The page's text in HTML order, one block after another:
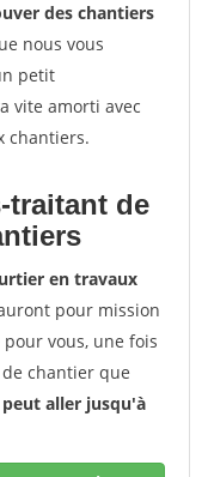
des chantiers
nous vous
petit
vite amorti avec
chantiers.
traitant de
en travaux
pour mission
vous, une fois
chantier que
aller jusqu'à